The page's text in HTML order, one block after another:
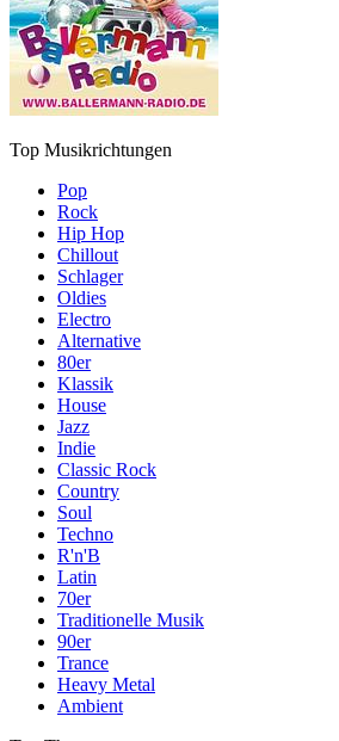
Top Musikrichtungen
Pop
Rock
Hip Hop
Chillout
Schlager
Oldies
Electro
Alternative
80er
Klassik
House
Jazz
Indie
Classic Rock
Country
Soul
Techno
R'n'B
Latin
70er
Traditionelle Musik
90er
Trance
Heavy Metal
Ambient